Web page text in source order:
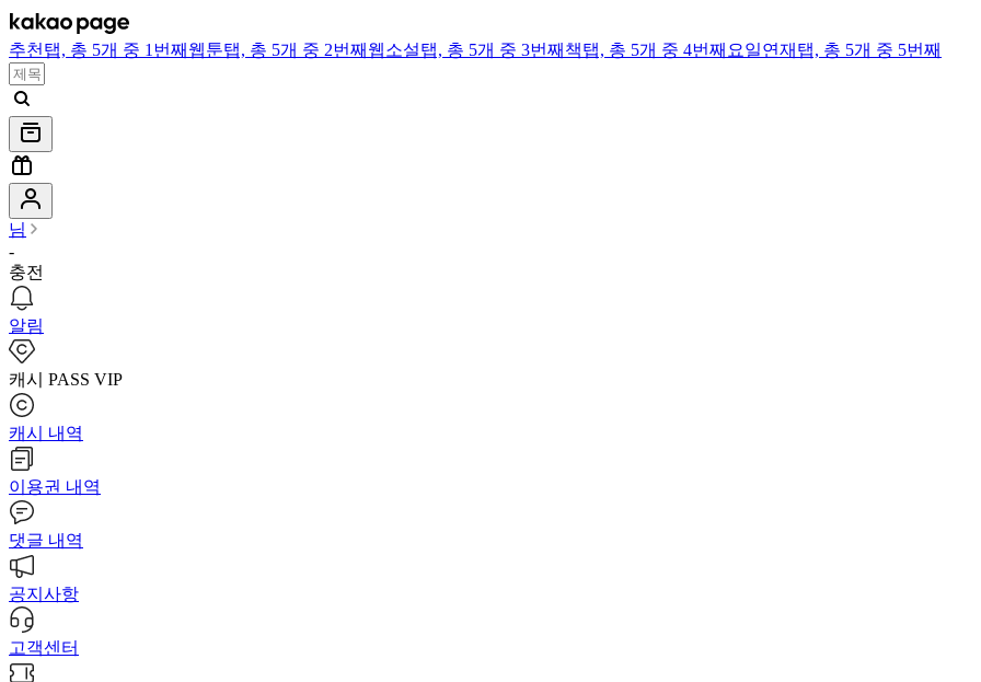
추천 탭, 총 5개 중 1번째 웹툰탭, 총 5개 중 2번째 웹소설탭, 총 5개 중 3번째 책탭, 총 5개 중 4번째 요일연재 탭, 총 5개 중 5번째
님
-
충전
알림
캐시 PASS VIP
캐시 내역
이용권 내역
댓글 내역
공지사항
고객센터